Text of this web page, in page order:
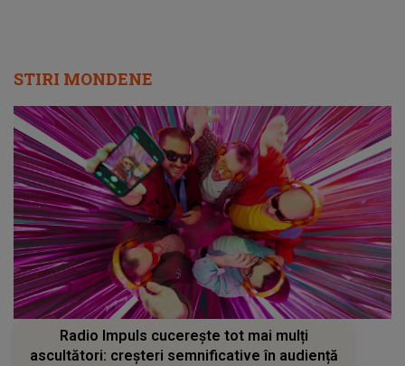
STIRI MONDENE
Radio Impuls cucerește tot mai mulți
ascultători: creșteri semnificative în audiență